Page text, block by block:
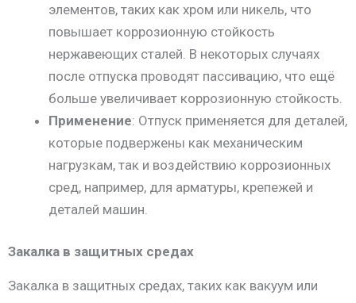
элементов, таких как хром или никель, что
повышает коррозионную стойкость
нержавеющих сталей. В некоторых случаях
после отпуска проводят пассивацию, что ещё
больше увеличивает коррозионную стойкость.
Применение: Отпуск применяется для деталей,
которые подвержены как механическим
нагрузкам, так и воздействию коррозионных
сред, например, для арматуры, крепежей и
деталей машин.
Закалка в защитных средах
Закалка в защитных средах, таких как вакуум или